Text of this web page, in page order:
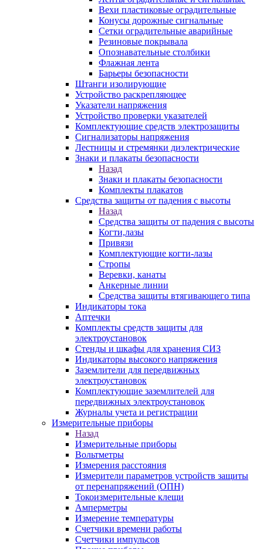
Вехи пластиковые оградительные
Конусы дорожные сигнальные
Сетки оградительные аварийные
Резиновые покрывала
Опознавательные столбики
Флажная лента
Барьеры безопасности
Штанги изолирующие
Устройство раскрепляющее
Указатели напряжения
Устройство проверки указателей
Комплектующие средств электрозащиты
Сигнализаторы напряжения
Лестницы и стремянки диэлектрические
Знаки и плакаты безопасности
Назад
Знаки и плакаты безопасности
Комплекты плакатов
Средства защиты от падения с высоты
Назад
Средства защиты от падения с высоты
Когти,лазы
Привязи
Комплектующие когти-лазы
Стропы
Веревки, канаты
Анкерные линии
Средства защиты втягивающего типа
Индикаторы тока
Аптечки
Комплекты средств защиты для
электроустановок
Стенды и шкафы для хранения СИЗ
Индикаторы высокого напряжения
Заземлители для передвижных
электроустановок
Комплектующие заземлителей для
передвижных электроустановок
Журналы учета и регистрации
Измерительные приборы
Назад
Измерительные приборы
Вольтметры
Измерения расстояния
Измерители параметров устройств защиты
от перенапряжений (ОПН)
Токоизмерительные клещи
Амперметры
Измерение температуры
Счетчики времени работы
Счетчики импульсов